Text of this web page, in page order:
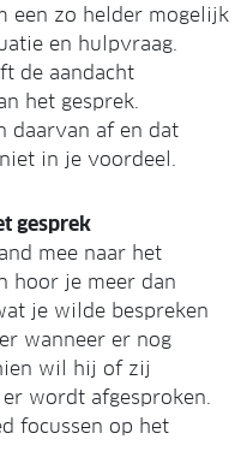
een zo helder mogelijk
en hulpvraag.
de aandacht
het gesprek.
daarvan af en dat
in je voordeel.
gesprek
mee naar het
hoor je meer dan
je wilde bespreken
wanneer er nog
wil hij of zij
wordt afgesproken.
focussen op het